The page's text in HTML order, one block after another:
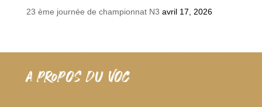
23 ème journée de championnat N3 avril 17, 2026
A PROPOS DU VOC